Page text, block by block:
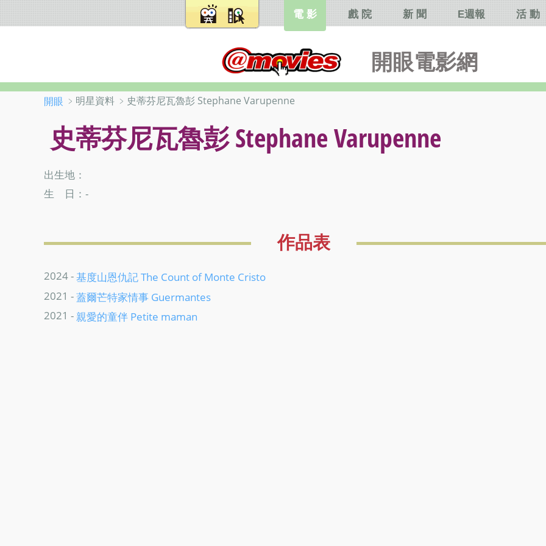
開眼電影網
電 影 戲 院 新 聞 E週報 活 動
開眼 ﹥明星資料 ﹥史蒂芬尼瓦魯彭 Stephane Varupenne
史蒂芬尼瓦魯彭 Stephane Varupenne
出生地：
生 日：-
作品表
2024 -基度山恩仇記 The Count of Monte Cristo
2021 -蓋爾芒特家情事 Guermantes
2021 -親愛的童伴 Petite maman